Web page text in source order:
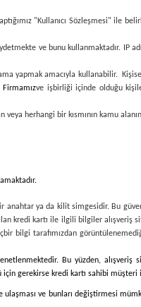
"Kullanıcı Sözleşmesi" ile
ve bunu kullanmaktadır. IP
yapmak amacıyla kullanabilir.
Firmamızve işbirliği içinde olduğu
herhangi bir kısmının kamu
anahtar ya da kilit simgesidir. Bu
kredi kartı ile ilgili bilgiler alışveriş
bilgi tarafımızdan
Bu yüzden,
gerekirse kredi kartı sahibi
ve bunları değiştirmesi